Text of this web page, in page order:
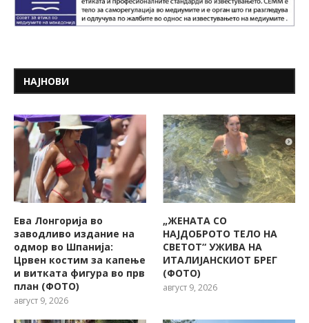
НАЈНОВИ
Ева Лонгорија во
заводливо издание на
одмор во Шпанија:
Црвен костим за капење
и витката фигура во прв
план (ФОТО)
август 9, 2026
„ЖЕНАТА СО
НАЈДОБРОТО ТЕЛО НА
СВЕТОТ“ УЖИВА НА
ИТАЛИЈАНСКИОТ БРЕГ
(ФОТО)
август 9, 2026